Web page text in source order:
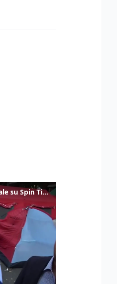
Gualtieri: "Responsabilità del Viminale su Spin Time? La posizione dei partiti è nota"